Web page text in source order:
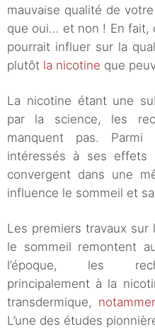
mauvaise qualité de
que oui… et non ! En fait,
pourrait influer sur la
plutôt la nicotine que
La nicotine étant une
par la science, les
manquent pas.
intéressés à ses
convergent dans une
influence le sommeil et
Les premiers travaux
le sommeil remontent
l’époque, les
principalement à la
transdermique,
L’une des études